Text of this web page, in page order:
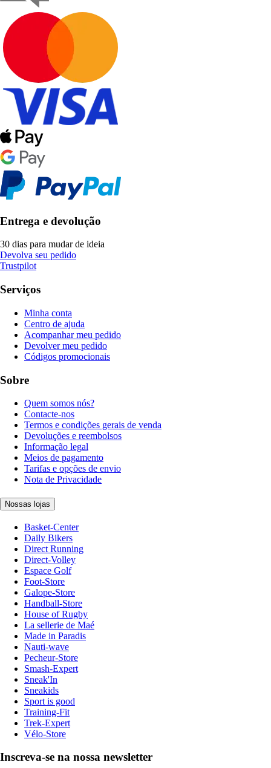
Entrega e devolução
30 dias para mudar de ideia
Devolva seu pedido
Trustpilot
Serviços
Minha conta
Centro de ajuda
Acompanhar meu pedido
Devolver meu pedido
Códigos promocionais
Sobre
Quem somos nós?
Contacte-nos
Termos e condições gerais de venda
Devoluções e reembolsos
Informação legal
Meios de pagamento
Tarifas e opções de envio
Nota de Privacidade
Nossas lojas
Basket-Center
Daily Bikers
Direct Running
Direct-Volley
Espace Golf
Foot-Store
Galope-Store
Handball-Store
House of Rugby
La sellerie de Maé
Made in Paradis
Nauti-wave
Pecheur-Store
Smash-Expert
Sneak'In
Sneakids
Sport is good
Training-Fit
Trek-Expert
Vélo-Store
Inscreva-se na nossa newsletter